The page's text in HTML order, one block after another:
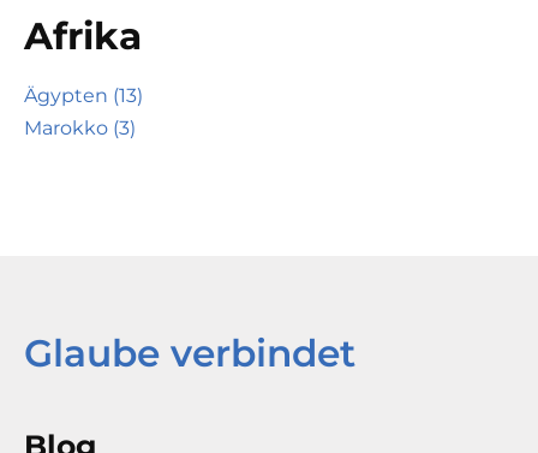
Afrika
Ägypten (13)
Marokko (3)
Glaube verbindet